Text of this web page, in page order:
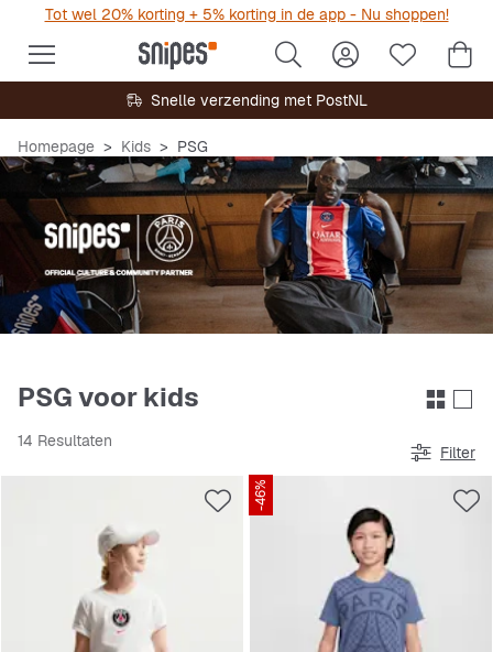
Tot wel 20% korting + 5% korting in de app - Nu shoppen!
Snelle verzending met PostNL
Homepage Kids PSG
PSG voor kids
14 Resultaten
Filter
-46%